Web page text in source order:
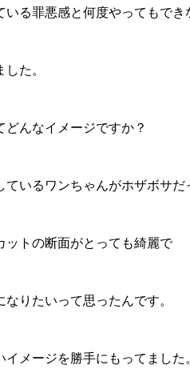
る罪悪感と何度やってもでき
た。
んなイメージですか？
いるワンちゃんがホザボサだ
ットの断面がとっても綺麗で
りたいって思ったんです。
メージを勝手にもってました